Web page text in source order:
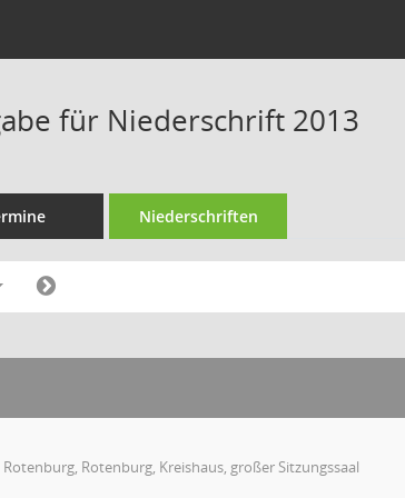
für Niederschrift 2013
Niederschriften
Rotenburg, Rotenburg, Kreishaus, großer Sitzungssaal